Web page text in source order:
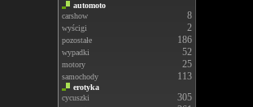
automoto
carshow
8
wyścigi 2
pozostałe 186
wypadki 52
motory 25
samochody 113
erotyka
cycuszki
305